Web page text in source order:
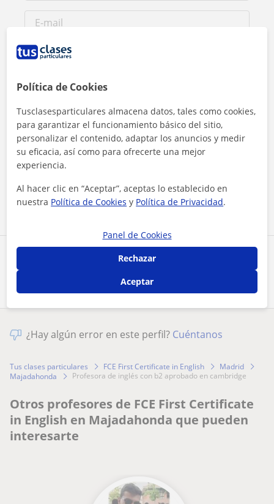
Comparte a este profesor
Al hacer clic, aceptas nuestroaviso legal y de privacidad
Contactar ahora
¿Hay algún error en este perfil? Cuéntanos
Tus clases particulares FCE First Certificate in English
Madrid
Majadahonda
profesora de inglés con b2 aprobado en cambridge
Otros profesores de FCE First Certificate
in English en Majadahonda que pueden
interesarte
Política de Cookies
Tusclasesparticulares almacena datos, tales como cookies,
para garantizar el funcionamiento básico del sitio,
personalizar el contenido, adaptar los anuncios y medir
su eficacia, así como para ofrecerte una mejor
experiencia.
Al hacer clic en “Aceptar”, aceptas lo establecido en
nuestra Política de Cookies y Política de Privacidad.
Panel de Cookies
Rechazar
Aceptar